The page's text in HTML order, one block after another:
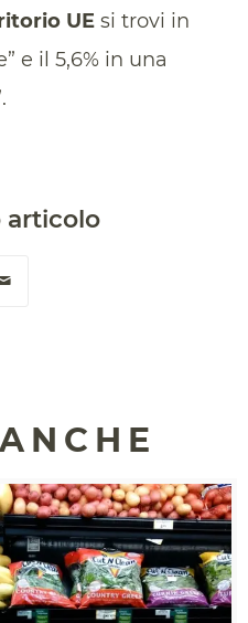
UEsi trovi in
e il 5,6% in una
articolo